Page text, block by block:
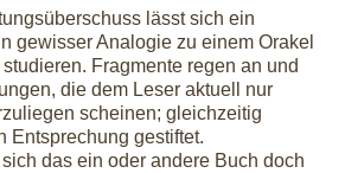
lässt sich ein
gewisser Analogie zu einem Orakel
studieren. Fragmente regen an und
die dem Leser aktuell nur
scheinen; gleichzeitig
Entsprechung gestiftet.
das ein oder andere Buch doch